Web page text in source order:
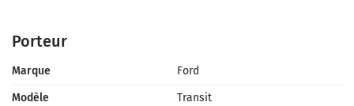
Porteur
Marque
Ford
Modèle
Transit